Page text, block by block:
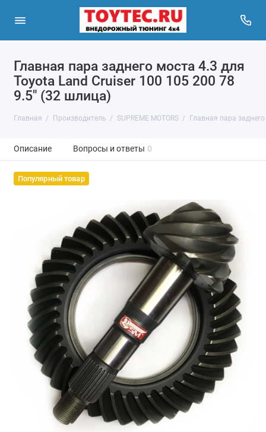
Главная пара заднего моста 4.3 для
Toyota Land Cruiser 100 105 200 78
9.5" (32 шлица)
Главная Производитель SUPREME MOTORS Главная пара
Описание Вопросы и ответы 0
Популярный товар